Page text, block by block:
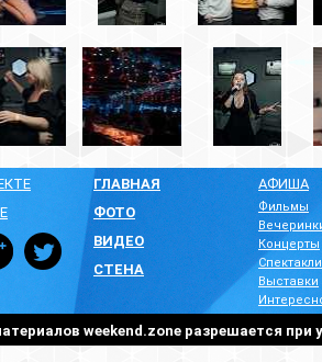
ГЛАВНАЯ
ФОТО
ВИДЕО
СТЕНА
АФИША
Фильмы
Концерты
Спектакли
Выставки
weekend.zone разрешается